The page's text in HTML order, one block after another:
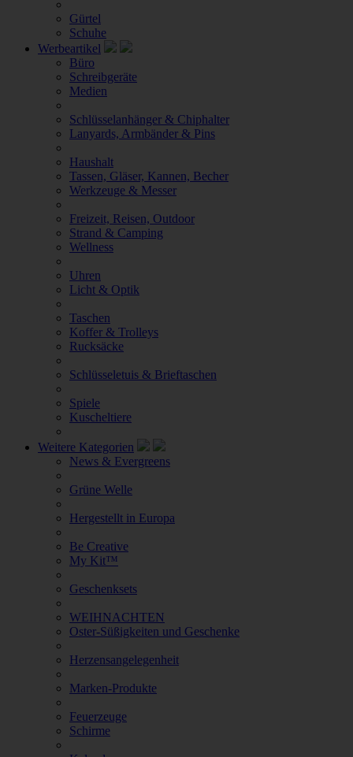
Gürtel
Schuhe
Werbeartikel
Büro
Schreibgeräte
Medien
Schlüsselanhänger & Chiphalter
Lanyards, Armbänder & Pins
Haushalt
Tassen, Gläser, Kannen, Becher
Werkzeuge & Messer
Freizeit, Reisen, Outdoor
Strand & Camping
Wellness
Uhren
Licht & Optik
Taschen
Koffer & Trolleys
Rucksäcke
Schlüsseletuis & Brieftaschen
Spiele
Kuscheltiere
Weitere Kategorien
News & Evergreens
Grüne Welle
Hergestellt in Europa
Be Creative
My Kit™
Geschenksets
WEIHNACHTEN
Oster-Süßigkeiten und Geschenke
Herzensangelegenheit
Marken-Produkte
Feuerzeuge
Schirme